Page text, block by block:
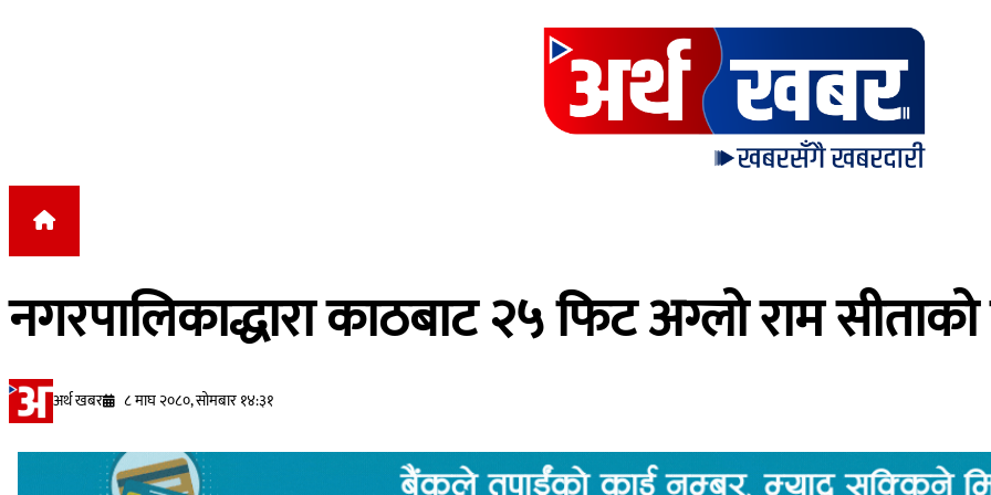
नगरपालिकाद्धारा काठबाट २५ फिट अग्लो राम सीताको
अर्थ खबर ८ माघ २०८०, सोमबार १४:३१